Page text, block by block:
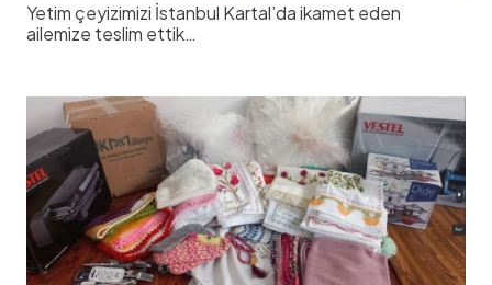
Yetim çeyizimizi İstanbul Kartal’da ikamet eden
ailemize teslim ettik…